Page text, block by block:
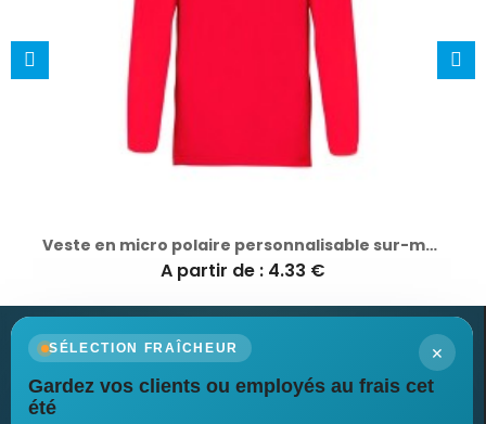
Veste en micro polaire personnalisable sur-mesure Peyten
A partir de : 4.33 €
×
SÉLECTION FRAÎCHEUR
Gardez vos clients ou employés au frais cet
été
Newsletter